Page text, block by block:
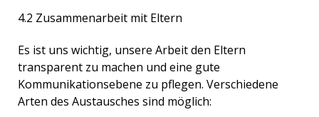
4.2 Zusammenarbeit mit Eltern
Es ist uns wichtig, unsere Arbeit den Eltern
transparent zu machen und eine gute
Kommunikationsebene zu pflegen. Verschiedene
Arten des Austausches sind möglich: